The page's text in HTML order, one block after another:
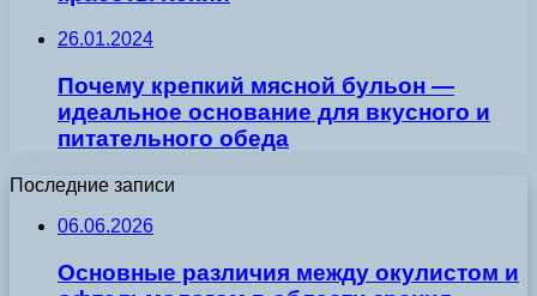
26.01.2024
Почему крепкий мясной бульон —
идеальное основание для вкусного и
питательного обеда
Последние записи
06.06.2026
Основные различия между окулистом и